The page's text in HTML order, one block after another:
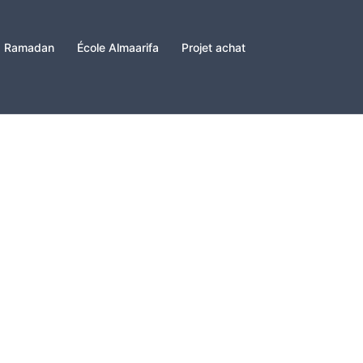
Ramadan École Almaarifa
Projet achat